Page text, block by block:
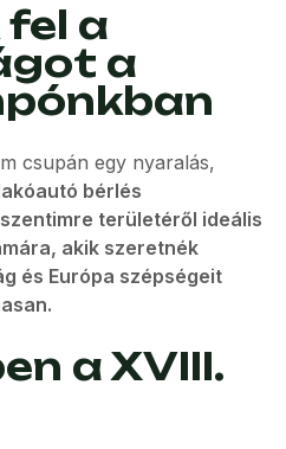
fel a
a
csupán egy nyaralás,
bérlés
területéről ideális
akik szeretnék
és Európa szépségeit
a XVIII.